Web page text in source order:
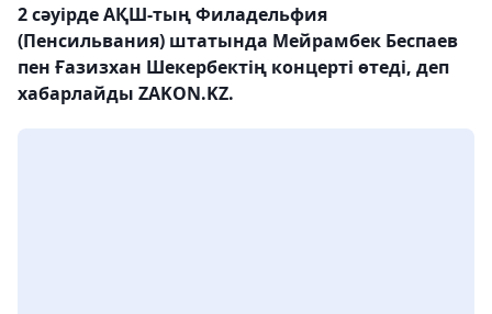
2 сәуірде АҚШ-тың Филадельфия
(Пенсильвания) штатында Мейрамбек Беспаев
пен Ғазизхан Шекербектің концерті өтеді, деп
хабарлайды ZAKON.KZ.